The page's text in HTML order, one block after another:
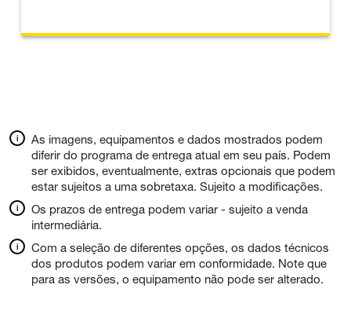
As imagens, equipamentos e dados mostrados podem
diferir do programa de entrega atual em seu país. Podem
ser exibidos, eventualmente, extras opcionais que podem
estar sujeitos a uma sobretaxa. Sujeito a modificações.
Os prazos de entrega podem variar - sujeito a venda
intermediária.
Com a seleção de diferentes opções, os dados técnicos
dos produtos podem variar em conformidade. Note que
para as versões, o equipamento não pode ser alterado.